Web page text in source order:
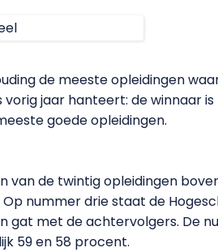
de meeste opleidingen
vorig jaar hanteert: de winnaar
goede opleidingen.
van de twintig opleidingen
nummer drie staat de
met de achtervolgers. De
59 en 58 procent.